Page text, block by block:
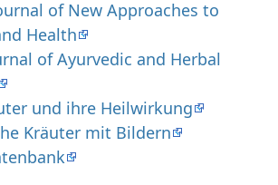
of New Approaches to
Health
of Ayurvedic and Herbal
und ihre Heilwirkung
Kräuter mit Bildern